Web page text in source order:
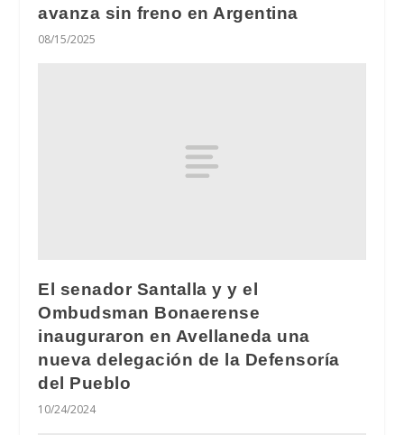
avanza sin freno en Argentina
08/15/2025
El senador Santalla y y el
Ombudsman Bonaerense
inauguraron en Avellaneda una
nueva delegación de la Defensoría
del Pueblo
10/24/2024